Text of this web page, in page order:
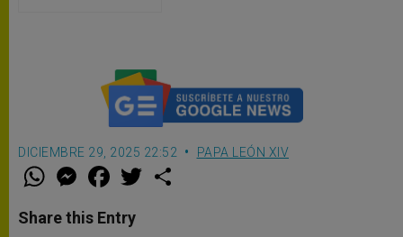
DICIEMBRE 29, 2025 22:52 PAPA LEÓN XIV
W
t
s
M
e
s
e
F
a
e
b
w
Share this Entry